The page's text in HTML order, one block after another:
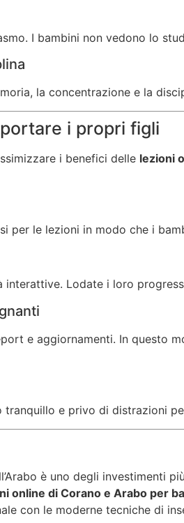
I bambini non vedono lo
la concentrazione e la
i propri figli
i benefici delle lezioni
per le lezioni in modo che i
Lodate i loro
e aggiornamenti. In questo
e privo di distrazioni
è uno degli investimenti
online di Corano e Arabo per
con le moderne tecniche di